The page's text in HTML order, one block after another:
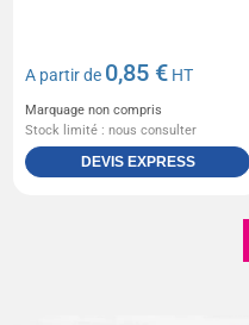
A partir de 0,85 € HT
Marquage non compris
Stock limité : nous consulter
DEVIS EXPRESS